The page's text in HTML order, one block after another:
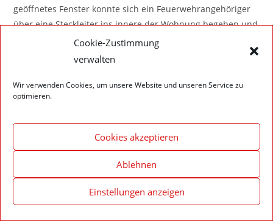
Cookie-Zustimmung
verwalten
Wir verwenden Cookies, um unsere Website und unseren Service zu
optimieren.
Cookies akzeptieren
Ablehnen
Einstellungen anzeigen
geöffnetes Fenster konnte sich ein Feuerwehrangehöriger
über eine Steckleiter ins innere der Wohnung begeben und
den Kräften die verschlossene Türe öffnen.
Impressum – Datenschutzerklärung Cookie-Richtlinie (EU)
© 2020 Feuerwehr Walldürn